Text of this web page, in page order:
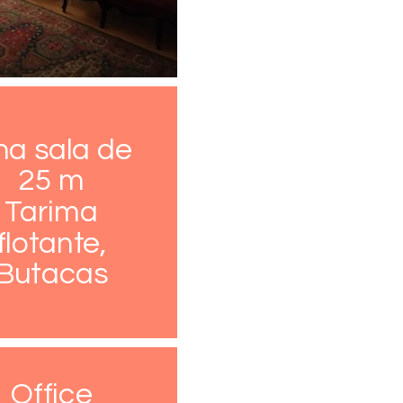
sala de
25 m
Tarima
Office